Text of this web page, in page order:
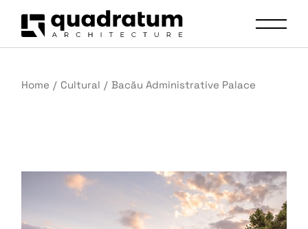
Home Cultural Bacău Administrative Palace